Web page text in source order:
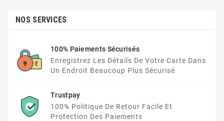
NOS SERVICES
100% Paiements Sécurisés
Enregistrez Les Détails De Votre Carte Dans
Un Endroit Beaucoup Plus Sécurisé
Trustpay
100% Politique De Retour Facile Et
Protection Des Paiements